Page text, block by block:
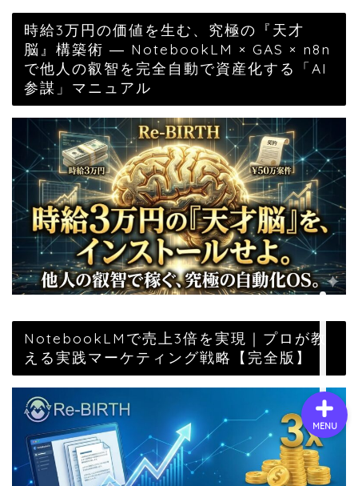
時給3万円の価値を生む、究極の『天才
脳』構築術 ― NotebookLM × GAS × n8n
で他人の叡智を完全自動で資産化する「AI
参謀」マニュアル
NotebookLMで売上3倍を実現｜プロが教
える実践マーケティング戦略【完全版】
MENU
会社概要
サービス
採用情報
お問い合わせ